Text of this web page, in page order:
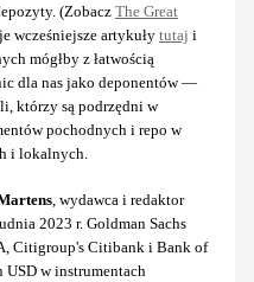
(Zobacz The Great
wcześniejsze artykuły tutaj i
mógłby z łatwością
dla nas jako deponentów —
którzy są podrzędni w
pochodnych i repo w
i lokalnych.
, wydawca i redaktor
2023 r. Goldman Sachs
Citigroup's Citibank i Bank of
USD w instrumentach